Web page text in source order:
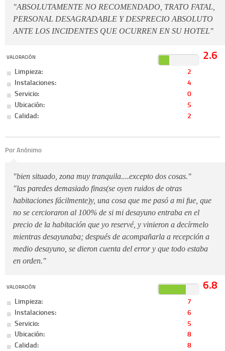
"ABSOLUTAMENTE NO RECOMENDADO, TRATO FATAL,
PERSONAL DESAGRADABLE Y DESPRECIO ABSOLUTO
ANTE LOS INCIDENTES QUE OCURREN EN SU HOTEL"
VALORACIÓN 2.6
Limpieza:
2
Instalaciones:
4
Servicio:
0
Ubicación:
5
Calidad:
2
Por Anónimo
"bien situado, zona muy tranquila....excepto dos cosas."
"las paredes demasiado finas(se oyen ruidos de otras
habitaciones fácilmente)y, una cosa que me pasó a mi fue, que
no se cercioraron al 100% de si mi desayuno entraba en el
precio de la habitación que yo reservé, y vinieron a decírmelo
mientras desayunaba; después de acompañarla a recepción a
medio desayuno, se dieron cuenta del error y que todo estaba
en orden."
VALORACIÓN 6.8
Limpieza:
7
Instalaciones:
6
Servicio:
5
Ubicación:
8
Calidad:
8